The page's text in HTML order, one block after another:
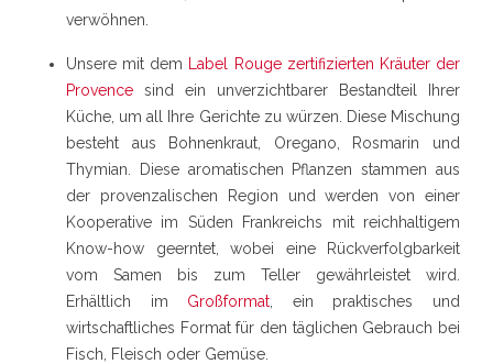
verwöhnen.
Unsere mit dem
Label Rouge zertifizierten Kräuter der
Provence sind ein unverzichtbarer Bestandteil Ihrer
Küche, um all Ihre Gerichte zu würzen. Diese Mischung
besteht aus Bohnenkraut, Oregano, Rosmarin und
Thymian. Diese aromatischen Pflanzen stammen aus
der provenzalischen Region und werden von einer
Kooperative im Süden Frankreichs mit reichhaltigem
Know-how geerntet, wobei eine Rückverfolgbarkeit
vom Samen bis zum Teller gewährleistet wird.
Erhältlich im Großformat , ein praktisches und
wirtschaftliches Format für den täglichen Gebrauch bei
Fisch, Fleisch oder Gemüse.